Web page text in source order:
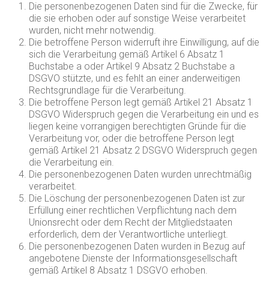
Die personenbezogenen Daten sind für die Zwecke, für
die sie erhoben oder auf sonstige Weise verarbeitet
wurden, nicht mehr notwendig.
Die betroffene Person widerruft ihre Einwilligung, auf die
sich die Verarbeitung gemäß Artikel 6 Absatz 1
Buchstabe a oder Artikel 9 Absatz 2 Buchstabe a
DSGVO stützte, und es fehlt an einer anderweitigen
Rechtsgrundlage für die Verarbeitung.
Die betroffene Person legt gemäß Artikel 21 Absatz 1
DSGVO Widerspruch gegen die Verarbeitung ein und es
liegen keine vorrangigen berechtigten Gründe für die
Verarbeitung vor, oder die betroffene Person legt
gemäß Artikel 21 Absatz 2 DSGVO Widerspruch gegen
die Verarbeitung ein.
Die personenbezogenen Daten wurden unrechtmäßig
verarbeitet.
Die Löschung der personenbezogenen Daten ist zur
Erfüllung einer rechtlichen Verpflichtung nach dem
Unionsrecht oder dem Recht der Mitgliedstaaten
erforderlich, dem der Verantwortliche unterliegt.
Die personenbezogenen Daten wurden in Bezug auf
angebotene Dienste der Informationsgesellschaft
gemäß Artikel 8 Absatz 1 DSGVO erhoben.